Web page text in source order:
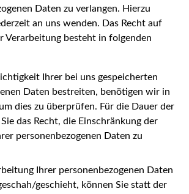
Daten zu verlangen. Hierzu
an uns wenden. Das Recht auf
Verarbeitung besteht in folgenden
Ihrer bei uns gespeicherten
Daten bestreiten, benötigen wir in
dies zu überprüfen. Für die Dauer der
das Recht, die Einschränkung der
personenbezogenen Daten zu
Ihrer personenbezogenen Daten
geschieht, können Sie statt der